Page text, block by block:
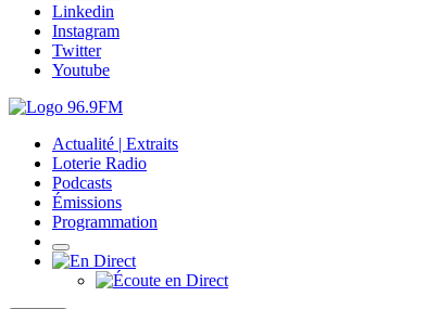
Linkedin
Instagram
Twitter
Youtube
Actualité | Extraits
Loterie Radio
Podcasts
Émissions
Programmation